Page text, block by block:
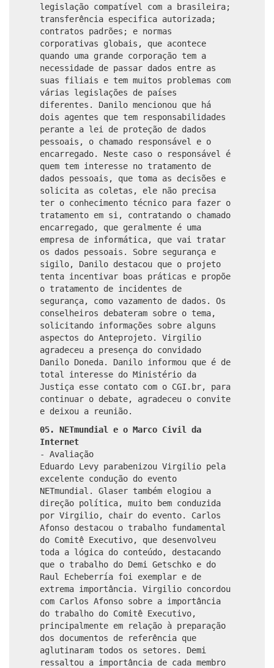
05. NETmundial e o Marco Civil da
Internet
- Avaliação
Eduardo Levy parabenizou Virgilio pela
excelente condução do evento
NETmundial. Glaser também elogiou a
direção política, muito bem conduzida
por Virgilio, chair do evento. Carlos
Afonso destacou o trabalho fundamental
do Comitê Executivo, que desenvolveu
toda a lógica do conteúdo, destacando
que o trabalho do Demi Getschko e do
Raul Echeberría foi exemplar e de
extrema importância. Virgilio concordou
com Carlos Afonso sobre a importância
do trabalho do Comitê Executivo,
principalmente em relação à preparação
dos documentos de referência que
aglutinaram todos os setores. Demi
ressaltou a importância de cada membro